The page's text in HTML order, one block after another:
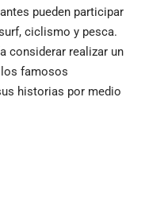
pueden participar
ciclismo y pesca.
considerar realizar un
famosos
historias por medio